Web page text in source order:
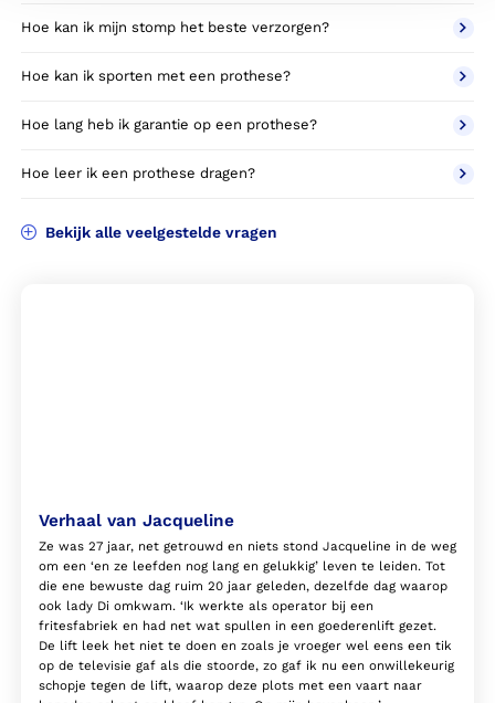
Hoe kan ik mijn stomp het beste verzorgen?
Hoe kan ik sporten met een prothese?
Hoe lang heb ik garantie op een prothese?
Hoe leer ik een prothese dragen?
Bekijk alle veelgestelde vragen
Verhaal van Jacqueline
Ze was 27 jaar, net getrouwd en niets stond Jacqueline in de weg
om een ‘en ze leefden nog lang en gelukkig’ leven te leiden. Tot
die ene bewuste dag ruim 20 jaar geleden, dezelfde dag waarop
ook lady Di omkwam. ‘Ik werkte als operator bij een
fritesfabriek en had net wat spullen in een goederenlift gezet.
De lift leek het niet te doen en zoals je vroeger wel eens een tik
op de televisie gaf als die stoorde, zo gaf ik nu een onwillekeurig
schopje tegen de lift, waarop deze plots met een vaart naar